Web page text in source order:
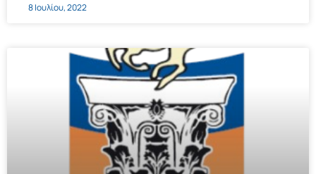
8 Ιουλίου, 2022